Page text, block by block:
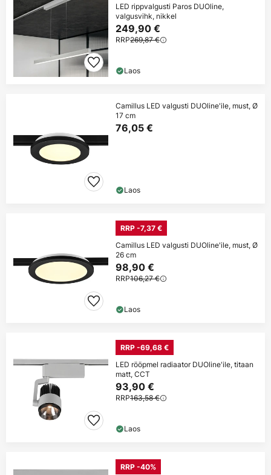
LED rippvalgusti Paros DUOline,
valgusvihk, nikkel
249,90 €
RRP269,87 €
Laos
Camillus LED valgusti DUOline'ile, must, Ø
17 cm
76,05 €
Laos
RRP -7,37 €
Camillus LED valgusti DUOline'ile, must, Ø
26 cm
98,90 €
RRP106,27 €
Laos
RRP -69,68 €
LED rööpmel radiaator DUOline'ile, titaan
matt, CCT
93,90 €
RRP163,58 €
Laos
RRP -40%